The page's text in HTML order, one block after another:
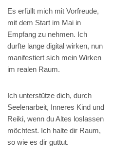
Es erfüllt mich mit Vorfreude,
mit dem Start im Mai in
Empfang zu nehmen. Ich
durfte lange digital wirken, nun
manifestiert sich mein Wirken
im realen Raum.
Ich unterstütze dich, durch
Seelenarbeit, Inneres Kind und
Reiki, wenn du Altes loslassen
möchtest. Ich halte dir Raum,
so wie es dir guttut.